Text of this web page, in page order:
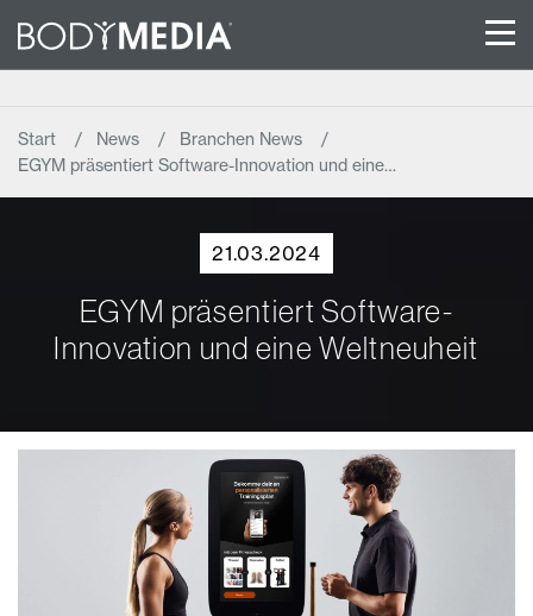
Start News
Branchen News
EGYM präsentiert Software-Innovation und eine…
21.03.2024
EGYM präsentiert Software-
Innovation und eine Weltneuheit